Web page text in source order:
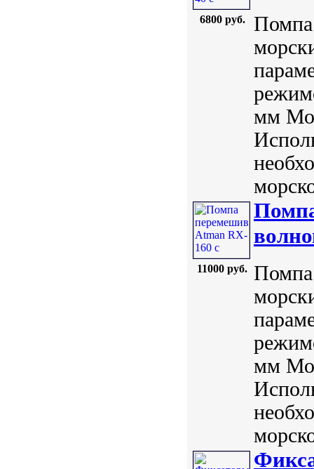
6800 руб.
Помпа
мм
11000 руб. Помпа
мм